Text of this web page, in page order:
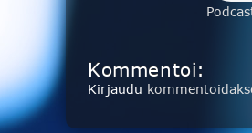
Kommentoi:
Kirjaudu